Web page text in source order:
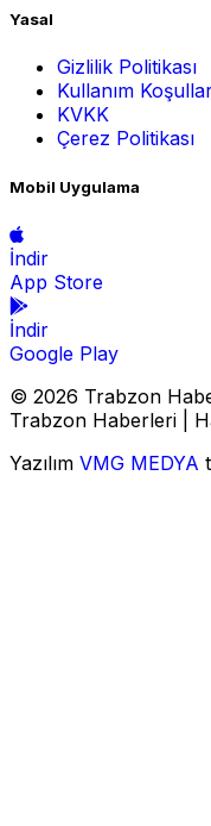
Yasal
Gizlilik Politikası
Kullanım
KVKK
Çerez Politikası
Mobil Uygulama
İndir
App Store
İndir
Google Play
© 2026 Trabzon
Trabzon Haberleri |
Yazılım VMG MEDYA